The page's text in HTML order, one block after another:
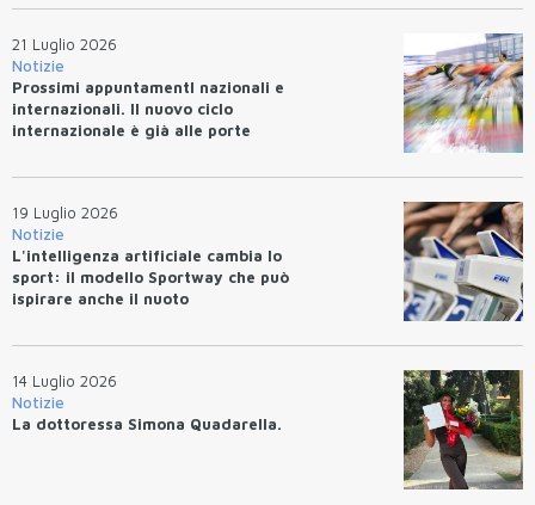
21 Luglio 2026
Notizie
Prossimi appuntamentI nazionali e
internazionali. Il nuovo ciclo
internazionale è già alle porte
19 Luglio 2026
Notizie
L'intelligenza artificiale cambia lo
sport: il modello Sportway che può
ispirare anche il nuoto
14 Luglio 2026
Notizie
La dottoressa Simona Quadarella.